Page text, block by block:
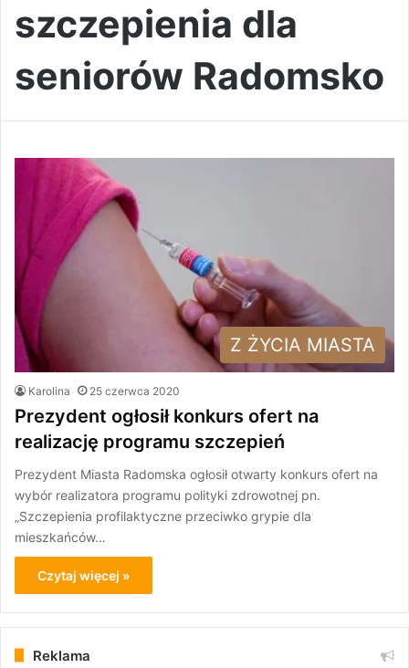
szczepienia dla
seniorów Radomsko
Z ŻYCIA MIASTA
Karolina 25 czerwca 2020
Prezydent ogłosił konkurs ofert na
realizację programu szczepień
Prezydent Miasta Radomska ogłosił otwarty konkurs ofert na
wybór realizatora programu polityki zdrowotnej pn.
„Szczepienia profilaktyczne przeciwko grypie dla
mieszkańców…
Czytaj więcej »
Reklama